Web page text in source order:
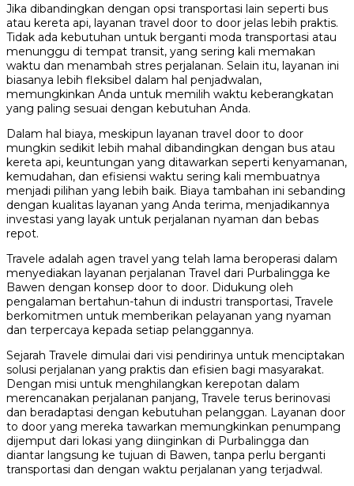
Jika dibandingkan dengan opsi transportasi lain seperti bus
atau kereta api, layanan travel door to door jelas lebih praktis.
Tidak ada kebutuhan untuk berganti moda transportasi atau
menunggu di tempat transit, yang sering kali memakan
waktu dan menambah stres perjalanan. Selain itu, layanan ini
biasanya lebih fleksibel dalam hal penjadwalan,
memungkinkan Anda untuk memilih waktu keberangkatan
yang paling sesuai dengan kebutuhan Anda.
Dalam hal biaya, meskipun layanan travel door to door
mungkin sedikit lebih mahal dibandingkan dengan bus atau
kereta api, keuntungan yang ditawarkan seperti kenyamanan,
kemudahan, dan efisiensi waktu sering kali membuatnya
menjadi pilihan yang lebih baik. Biaya tambahan ini sebanding
dengan kualitas layanan yang Anda terima, menjadikannya
investasi yang layak untuk perjalanan nyaman dan bebas
repot.
Travele adalah agen travel yang telah lama beroperasi dalam
menyediakan layanan perjalanan Travel dari Purbalingga ke
Bawen dengan konsep door to door. Didukung oleh
pengalaman bertahun-tahun di industri transportasi, Travele
berkomitmen untuk memberikan pelayanan yang nyaman
dan terpercaya kepada setiap pelanggannya.
Sejarah Travele dimulai dari visi pendirinya untuk menciptakan
solusi perjalanan yang praktis dan efisien bagi masyarakat.
Dengan misi untuk menghilangkan kerepotan dalam
merencanakan perjalanan panjang, Travele terus berinovasi
dan beradaptasi dengan kebutuhan pelanggan. Layanan door
to door yang mereka tawarkan memungkinkan penumpang
dijemput dari lokasi yang diinginkan di Purbalingga dan
diantar langsung ke tujuan di Bawen, tanpa perlu berganti
transportasi dan dengan waktu perjalanan yang terjadwal.